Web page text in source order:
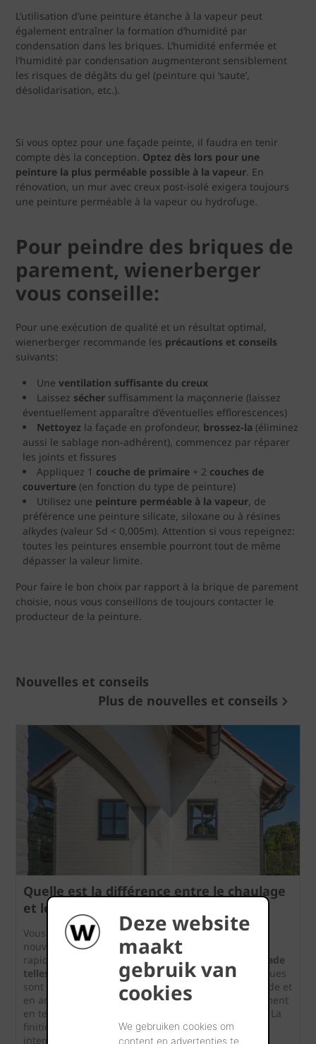
Deze website
maakt
gebruik van
cookies
We gebruiken cookies om
content en advertenties te
L’utilisation d’une peinture étanche à la vapeur peut
également entraîner la formation d’humidité par
condensation dans les briques. L’humidité enfermée et
l’humidité par condensation augmenteront sensiblement
les risques de dégâts du gel (peinture qui ‘saute’,
désolidarisation, etc.).
Si vous optez pour une façade peinte, il faudra en tenir
compte dès la conception. Optez dès lors pour une
peinture la plus perméable possible à la vapeur. En
rénovation, un mur avec creux post-isolé exigera toujours
une peinture perméable à la vapeur ou hydrofuge.
Pour peindre des briques de
parement, wienerberger
vous conseille:
Pour une exécution de qualité et un résultat optimal,
wienerberger recommande les précautions et conseils
suivants:
Une ventilation suffisante du creux
Laissez sécher suffisamment la maçonnerie (laissez
éventuellement apparaître d’éventuelles efflorescences)
Nettoyez la façade en profondeur, brossez-la (éliminez
aussi le sablage non-adhérent), commencez par réparer
les joints et fissures
Appliquez 1 couche de primaire + 2 couches de
couverture (en fonction du type de peinture)
Utilisez une peinture perméable à la vapeur, de
préférence une peinture silicate, siloxane ou à résines
alkydes (valeur Sd < 0,005m). Attention si vous repeignez:
toutes les peintures ensemble pourront tout de même
dépasser la valeur limite.
Pour faire le bon choix par rapport à la brique de parement
choisie, nous vous conseillons de toujours contacter le
producteur de la peinture.
Nouvelles et conseils
Plus de nouvelles et conseils
Quelle est la différence entre le chaulage
et le crépi ?
Vous souhaitez rénover votre façade ou donner un
nouveau style à votre habitation ? Vous serez alors
rapidement amené à envisager
des finitions de façade
telles que le chaulage ou le crépi
. Ces deux techniques
sont fréquemment utilisées pour protéger une façade et
en améliorer l’esthétique, mais elles diffèrent fortement
en termes d’aspect, de composition et d’application. La
finition de façade constitue une solution durable et
intemporelle, appréciée pour sa capacité à unir